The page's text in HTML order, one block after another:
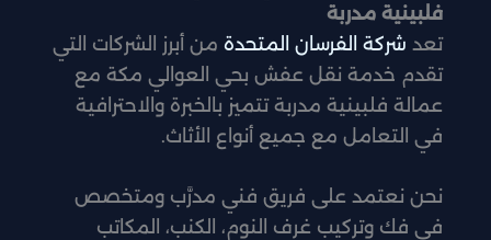
فلبينية مدربة
تعد شركة الفرسان المتحدة من أبرز الشركات التي
تقدم خدمة نقل عفش بحي العوالي مكة مع
عمالة فلبينية مدربة تتميز بالخبرة والاحترافية
في التعامل مع جميع أنواع الأثاث.
نحن نعتمد على فريق فني مدرَّب ومتخصص
في فك وتركيب غرف النوم، الكنب، المكاتب